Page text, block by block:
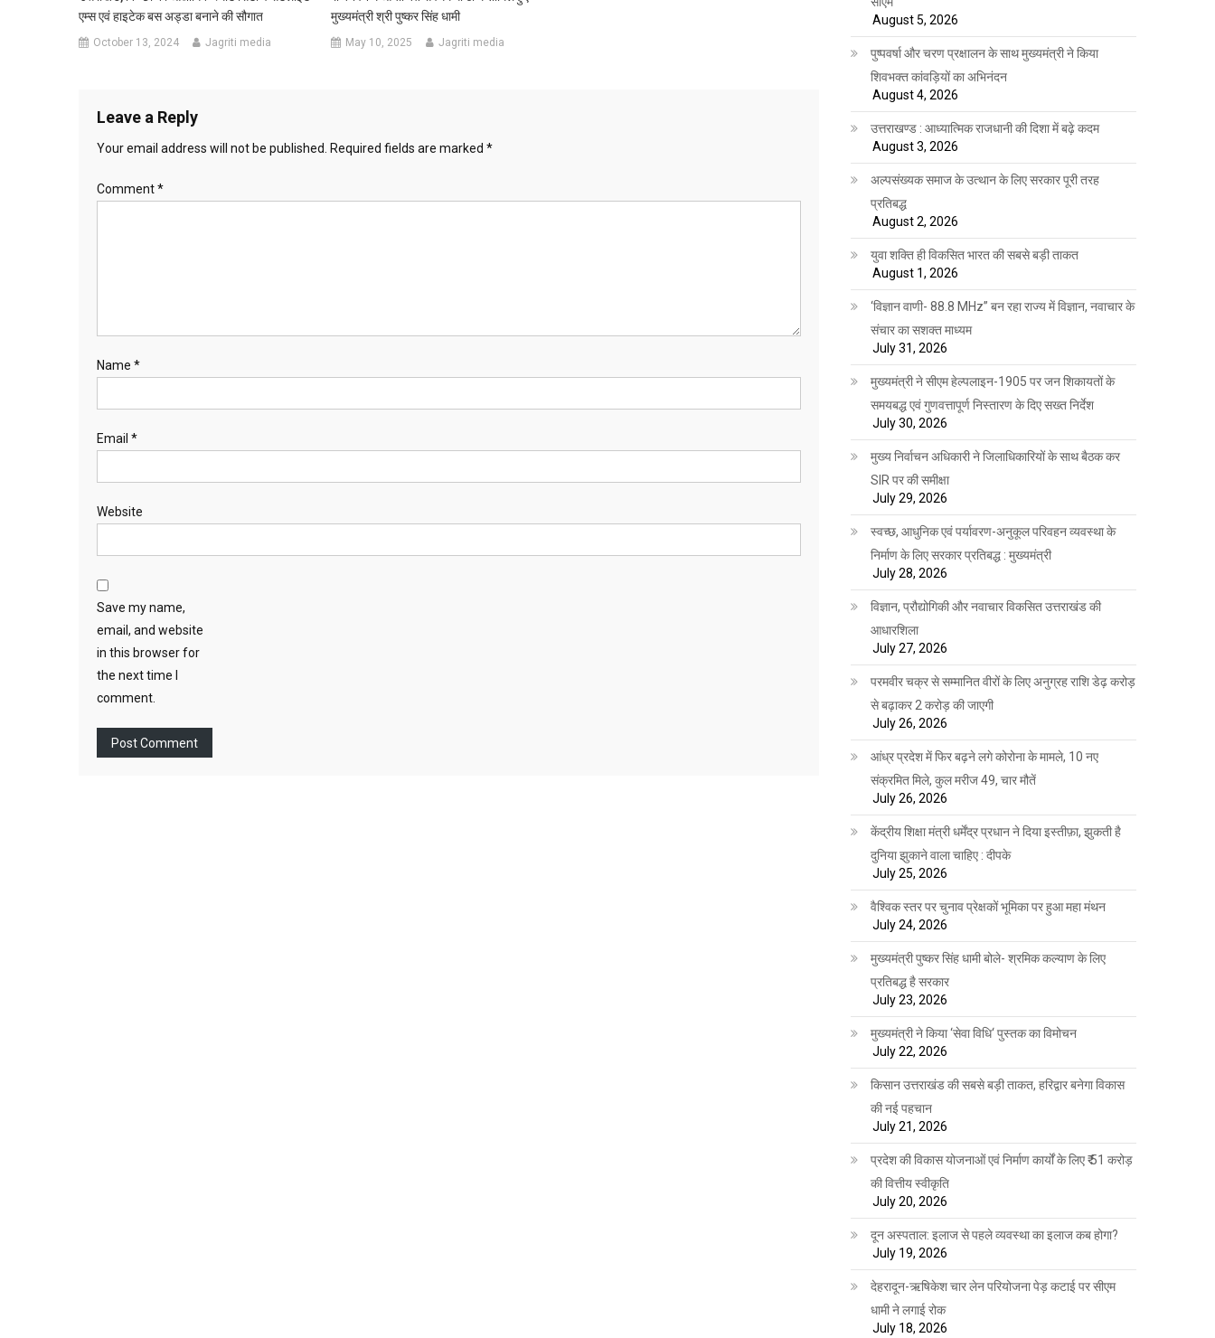
एम्स एवं हाइटेक बस अड्डा बनाने की सौगात
October 13, 2024 Jagriti media
मुख्यमंत्री श्री पुष्कर सिंह धामी
May 10, 2025 Jagriti media
Leave a Reply
Your email address will not be published. Required fields are marked *
Comment*
Name *
Email *
Website
Save my name,
email, and website
in this browser for
the next time I
comment.
August 5, 2026
पुष्पवर्षा और चरण प्रक्षालन के साथ मुख्यमंत्री ने किया
शिवभक्त कांवड़ियों का अभिनंदन
August 4, 2026
उत्तराखण्ड : आध्यात्मिक राजधानी की दिशा में बढ़े कदम
August 3, 2026
अल्पसंख्यक समाज के उत्थान के लिए सरकार पूरी तरह
प्रतिबद्ध
August 2, 2026
युवा शक्ति ही विकसित भारत की सबसे बड़ी ताकत
August 1, 2026
‘विज्ञान वाणी- 88.8 MHz” बन रहा राज्य में विज्ञान, नवाचार के
संचार का सशक्त माध्यम
July 31, 2026
मुख्यमंत्री ने सीएम हेल्पलाइन-1905 पर जन शिकायतों के
समयबद्ध एवं गुणवत्तापूर्ण निस्तारण के दिए सख्त निर्देश
July 30, 2026
मुख्य निर्वाचन अधिकारी ने जिलाधिकारियों के साथ बैठक कर
SIR पर की समीक्षा
July 29, 2026
स्वच्छ, आधुनिक एवं पर्यावरण-अनुकूल परिवहन व्यवस्था के
निर्माण के लिए सरकार प्रतिबद्ध : मुख्यमंत्री
July 28, 2026
विज्ञान, प्रौद्योगिकी और नवाचार विकसित उत्तराखंड की
आधारशिला
July 27, 2026
परमवीर चक्र से सम्मानित वीरों के लिए अनुग्रह राशि डेढ़ करोड़
से बढ़ाकर 2 करोड़ की जाएगी
July 26, 2026
आंध्र प्रदेश में फिर बढ़ने लगे कोरोना के मामले, 10 नए
संक्रमित मिले, कुल मरीज 49, चार मौतें
July 26, 2026
केंद्रीय शिक्षा मंत्री धर्मेंद्र प्रधान ने दिया इस्तीफ़ा, झुकती है
दुनिया झुकाने वाला चाहिए : दीपके
July 25, 2026
वैश्विक स्तर पर चुनाव प्रेक्षकों भूमिका पर हुआ महा मंथन
July 24, 2026
मुख्यमंत्री पुष्कर सिंह धामी बोले- श्रमिक कल्याण के लिए
प्रतिबद्ध है सरकार
July 23, 2026
मुख्यमंत्री ने किया ‘सेवा विधि‘ पुस्तक का विमोचन
July 22, 2026
किसान उत्तराखंड की सबसे बड़ी ताकत, हरिद्वार बनेगा विकास
की नई पहचान
July 21, 2026
प्रदेश की विकास योजनाओं एवं निर्माण कार्यों के लिए ₹ 51 करोड़
की वित्तीय स्वीकृति
July 20, 2026
दून अस्पताल: इलाज से पहले व्यवस्था का इलाज कब होगा?
July 19, 2026
देहरादून-ऋषिकेश चार लेन परियोजना पेड़ कटाई पर सीएम
धामी ने लगाई रोक
July 18, 2026